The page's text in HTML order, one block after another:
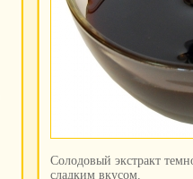
Солодовый экстракт
сладким вкусом.